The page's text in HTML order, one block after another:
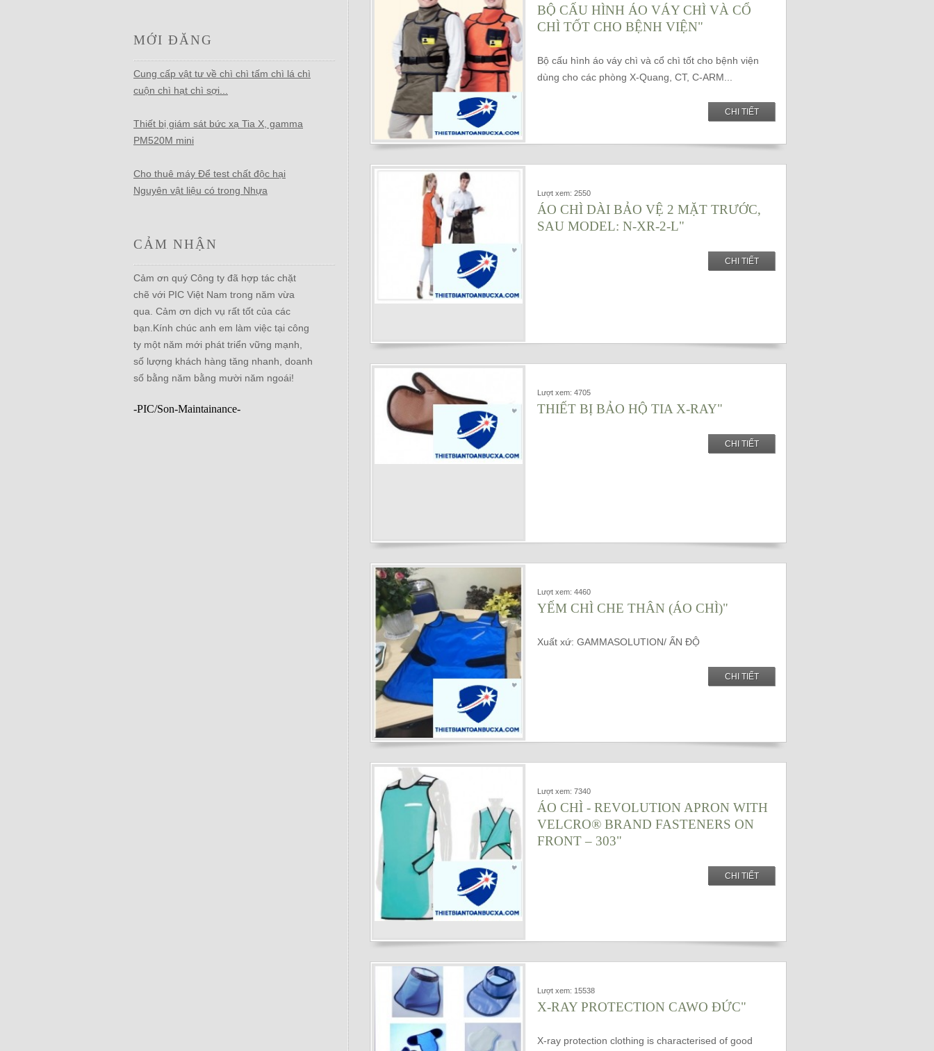
MỚI ĐĂNG
Cung cấp vật tư về chì chì tấm chì lá chì
cuộn chì hạt chì sợi...
Thiết bị giám sát bức xạ Tia X, gamma
PM520M mini
Cho thuê máy Để test chất độc hại
Nguyên vật liệu có trong Nhựa
CẢM NHẬN
Cảm ơn quý Công ty đã hợp tác chặt
chẽ với PIC Việt Nam trong năm vừa
qua. Cảm ơn dịch vụ rất tốt của các
bạn.Kính chúc anh em làm việc tại công
ty một năm mới phát triển vững mạnh,
số lượng khách hàng tăng nhanh, doanh
số bằng năm bằng mười năm ngoái!
-PIC/Son-Maintainance-
BỘ CẤU HÌNH ÁO VÁY CHÌ VÀ CỔ
CHÌ TỐT CHO BỆNH VIỆN"
Bộ cấu hình áo váy chì và cổ chì tốt cho bệnh viện
dùng cho các phòng X-Quang, CT, C-ARM...
CHI TIẾT
Lượt xem: 2550
ÁO CHÌ DÀI BẢO VỆ 2 MẶT TRƯỚC,
SAU MODEL: N-XR-2-L"
CHI TIẾT
Lượt xem: 4705
THIẾT BỊ BẢO HỘ TIA X-RAY"
CHI TIẾT
Lượt xem: 4460
YẾM CHÌ CHE THÂN (ÁO CHÌ)"
Xuất xứ: GAMMASOLUTION/ ẤN ĐỘ
CHI TIẾT
Lượt xem: 7340
ÁO CHÌ - REVOLUTION APRON WITH
VELCRO® BRAND FASTENERS ON
FRONT – 303"
CHI TIẾT
Lượt xem: 15538
X-RAY PROTECTION CAWO ĐỨC"
X-ray protection clothing is characterised of good